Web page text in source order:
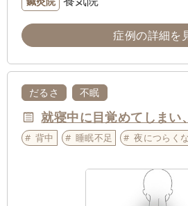
症例の詳細を
だるさ 不眠
就寝中に目覚めてしまい
背中 睡眠不足 夜につらく